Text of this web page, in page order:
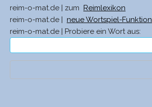
reim-o-mat.de | zum
Reimlexikon
reim-o-mat.de |
neue Wortspiel-Funktion
reim-o-mat.de | Probiere ein Wort aus: